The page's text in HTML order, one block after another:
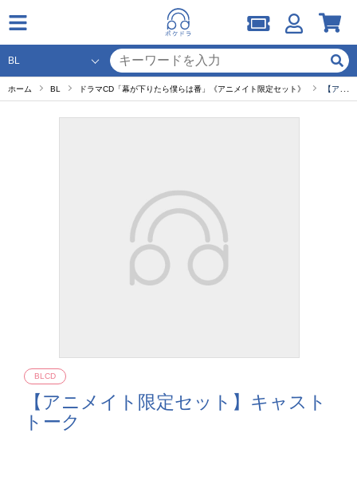
ホーム BL ドラマCD「幕が下りたら僕らは番」《アニメイト限定セット》 【アニメイト限定セット】キャストトーク
【アニメイト限定セット】キャスト
トーク
BLCD